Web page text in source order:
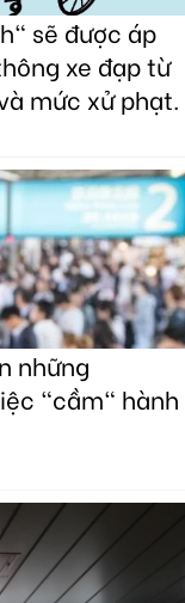
sẽ được áp
xe đạp từ
mức xử phạt.
những
"cầm" hành